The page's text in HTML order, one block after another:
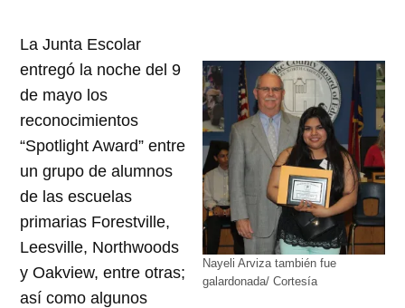
Nayeli Arviza también fue
galardonada/ Cortesía
La Junta Escolar
entregó la noche del 9
de mayo los
reconocimientos
“Spotlight Award” entre
un grupo de alumnos
de las escuelas
primarias Forestville,
Leesville, Northwoods
y Oakview, entre otras;
así como algunos